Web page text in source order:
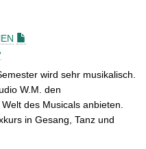
wird sehr musikalisch.
W.M. den
des Musicals anbieten.
in Gesang, Tanz und